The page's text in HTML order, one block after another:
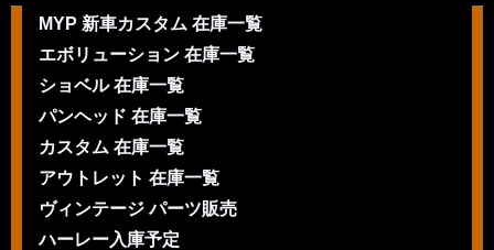
MYP 新車カスタム 在庫一覧
エボリューション 在庫一覧
ショベル 在庫一覧
パンヘッド 在庫一覧
カスタム 在庫一覧
アウトレット 在庫一覧
ヴィンテージ パーツ販売
ハーレー入庫予定